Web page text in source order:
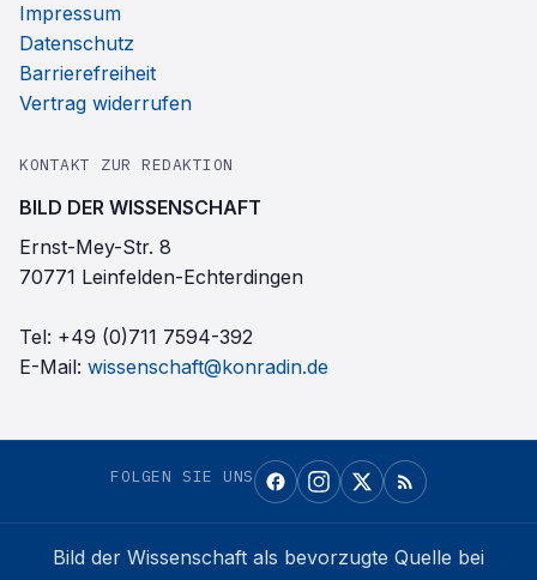
Impressum
Datenschutz
Barrierefreiheit
Vertrag widerrufen
KONTAKT ZUR REDAKTION
BILD DER WISSENSCHAFT
Ernst-Mey-Str. 8
70771 Leinfelden-Echterdingen
Tel: +49 (0)711 7594-392
E-Mail: wissenschaft@konradin.de
FOLGEN SIE UNS
Bild der Wissenschaft als bevorzugte Quelle bei